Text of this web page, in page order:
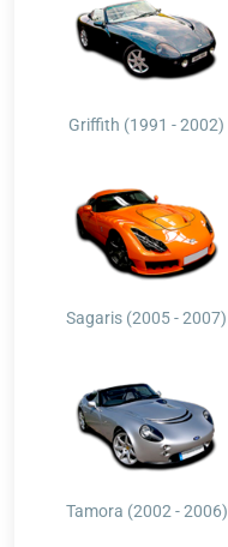
Griffith (1991 - 2002)
Sagaris (2005 - 2007)
Tamora (2002 - 2006)